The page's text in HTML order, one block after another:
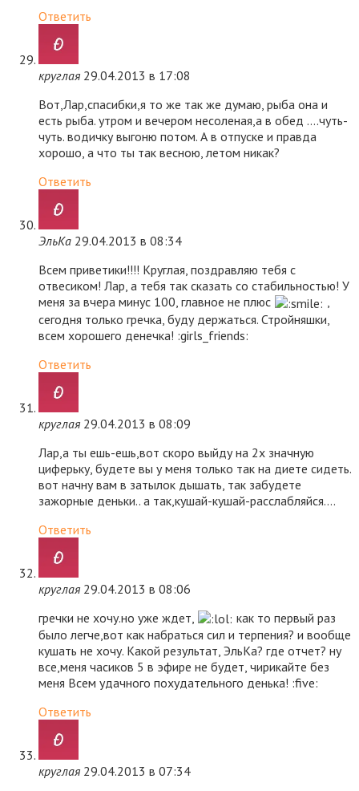
Ответить
круглая 29.04.2013 в 17:08
Вот,Лар,спасибки,я то же так же думаю, рыба она и
есть рыба. утром и вечером несоленая,а в обед ….чуть-
чуть. водичку выгоню потом. А в отпуске и правда
хорошо, а что ты так весною, летом никак?
Ответить
ЭльКа 29.04.2013 в 08:34
Всем приветики!!!! Круглая, поздравляю тебя с
отвесиком! Лар, а тебя так сказать со стабильностью! У
меня за вчера минус 100, главное не плюс
,
сегодня только гречка, буду держаться. Стройняшки,
всем хорошего денечка! :girls_friends:
Ответить
круглая 29.04.2013 в 08:09
Лар,а ты ешь-ешь,вот скоро выйду на 2х значную
циферьку, будете вы у меня только так на диете сидеть.
вот начну вам в затылок дышать, так забудете
зажорные деньки.. а так,кушай-кушай-расслабляйся….
Ответить
круглая 29.04.2013 в 08:06
гречки не хочу.но уже ждет,
как то первый раз
было легче,вот как набраться сил и терпения? и вообще
кушать не хочу. Какой результат, ЭльКа? где отчет? ну
все,меня часиков 5 в эфире не будет, чирикайте без
меня Всем удачного похудательного денька! :five:
Ответить
круглая 29.04.2013 в 07:34